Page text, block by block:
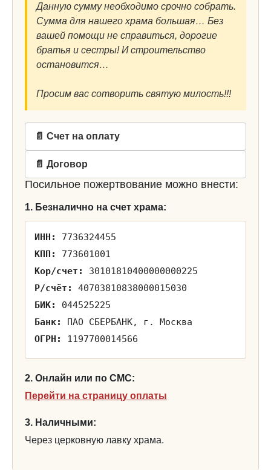
Данную сумму необходимо срочно собрать.
Сумма для нашего храма большая… Без
вашей помощи не справиться, дорогие
братья и сестры! И строительство
остановится…
Просим вас сотворить святую милость!!!
📄 Счет на оплату
📄 Договор
Посильное пожертвование можно внести:
1. Безналично на счет храма:
ИНН:
7736324455
КПП:
773601001
Кор/счет:
30101810400000000225
Р/счёт:
40703810838000015030
БИК:
044525225
Банк:
ПАО СБЕРБАНК, г. Москва
ОГРН:
1197700014566
2. Онлайн или по СМС:
Перейти на страницу оплаты
3. Наличными:
Через церковную лавку храма.